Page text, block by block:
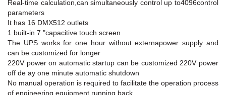
Real-time calculation,can simultaneously control up to4096control
parameters
It has 16 DMX512 outlets
1 built-in 7 "capacitive touch screen
The UPS works for one hour without externapower supply and
can be customized for longer
220V power on automatic startup can be customized 220V power
off de ay one minute automatic shutdown
No manual operation is required to facilitate the operation process
of engineering equipment running back